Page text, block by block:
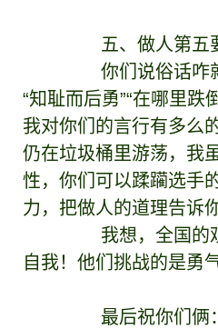
五、做人第五要
你们说俗话咋就这
“知耻而后勇”“在哪里
我对你们的言行有多么
仍在垃圾桶里游荡，我
性，你们可以蹂躏选手
力，把做人的道理告诉
我想，全国的观众
自我！他们挑战的
最后祝你们俩：